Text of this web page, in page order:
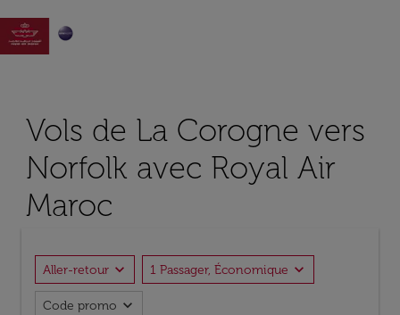

Vols de La Corogne vers
Norfolk avec Royal Air
Maroc
Aller-retour expand_more 1 Passager, Économique expand_more
Code promo expand_more